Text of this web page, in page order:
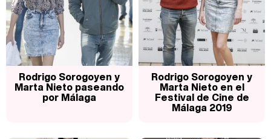
Rodrigo Sorogoyen y
Marta Nieto paseando
por Málaga
Rodrigo Sorogoyen y
Marta Nieto en el
Festival de Cine de
Málaga 2019